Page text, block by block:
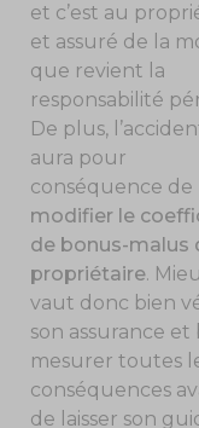
et c’est au
et assuré de la
que revient la
responsabilité
De plus,
aura pour
conséquence de
modifier le
de bonus-malus
propriétaire.
vaut donc bien
son assurance et
mesurer toutes
conséquences
de laisser son